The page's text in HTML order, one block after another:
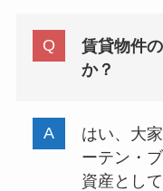
賃貸物件
か？
はい、大
ーテン・
資産とし